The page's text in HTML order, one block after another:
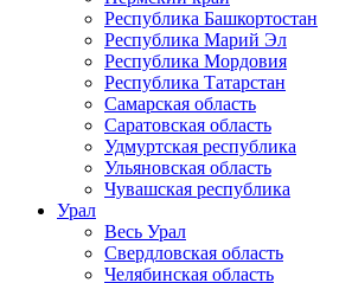
Республика Башкортостан
Республика Марий Эл
Республика Мордовия
Республика Татарстан
Самарская область
Саратовская область
Удмуртская республика
Ульяновская область
Чувашская республика
Урал
Весь Урал
Свердловская область
Челябинская область